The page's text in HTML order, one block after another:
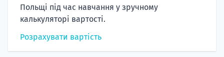
Польщі під час навчання у зручному
калькуляторі вартості.
Розрахувати вартість